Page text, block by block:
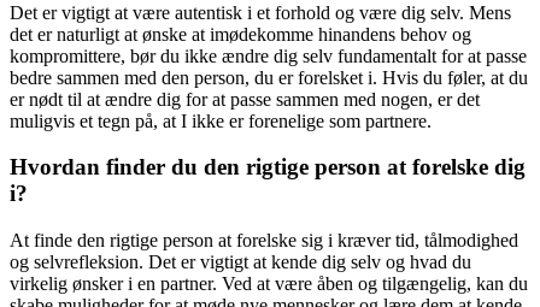
Det er vigtigt at være autentisk i et forhold og være dig selv. Mens
det er naturligt at ønske at imødekomme hinandens behov og
kompromittere, bør du ikke ændre dig selv fundamentalt for at passe
bedre sammen med den person, du er forelsket i. Hvis du føler, at du
er nødt til at ændre dig for at passe sammen med nogen, er det
muligvis et tegn på, at I ikke er forenelige som partnere.
Hvordan finder du den rigtige person at forelske dig
i?
At finde den rigtige person at forelske sig i kræver tid, tålmodighed
og selvrefleksion. Det er vigtigt at kende dig selv og hvad du
virkelig ønsker i en partner. Ved at være åben og tilgængelig, kan du